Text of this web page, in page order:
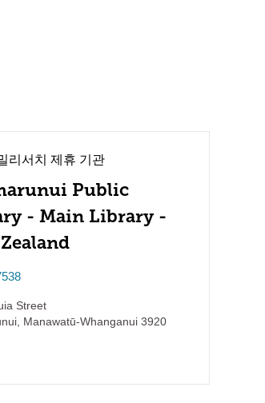
리서치 제휴 기관
Public
- Main Library -
Street
Manawatū-Whanganui 3920